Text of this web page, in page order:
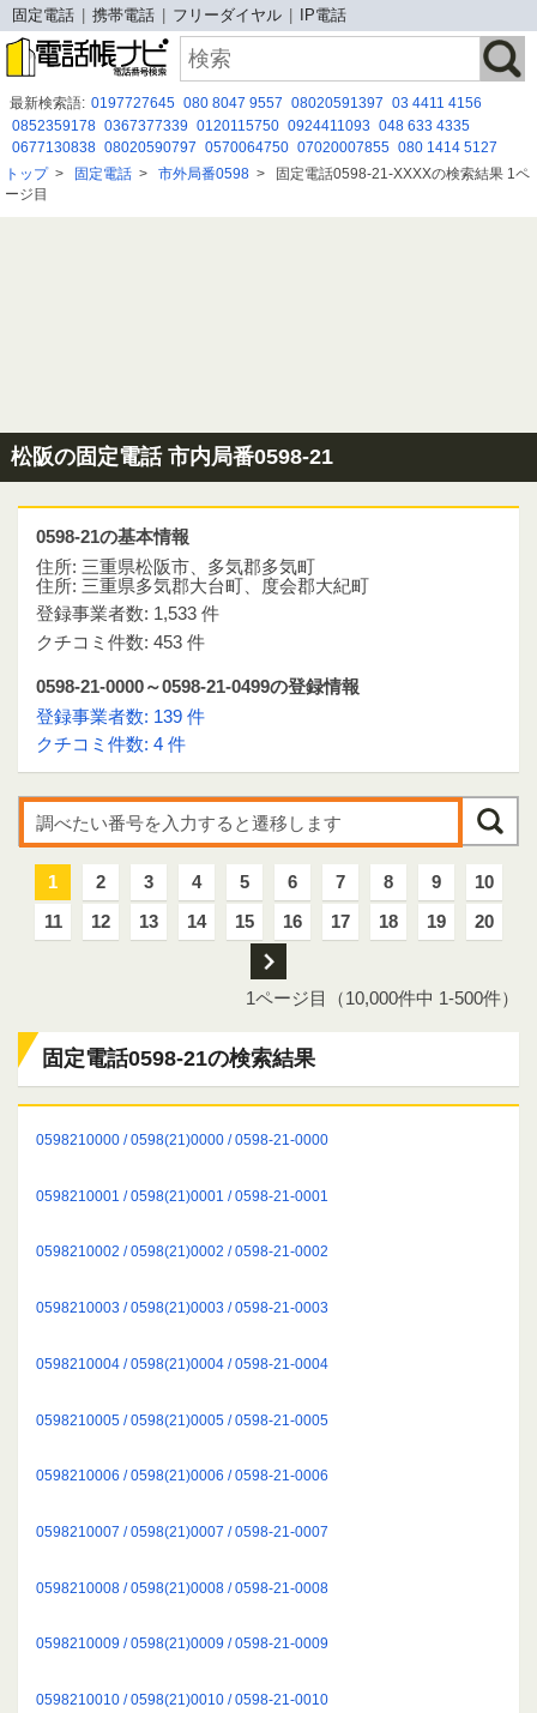
固定電話 携帯電話 フリーダイヤル IP電話
最新検索語: 0197727645 080 8047 9557 08020591397 03 4411 4156
0852359178 0367377339 0120115750 0924411093 048 633 4335
0677130838 08020590797 0570064750 07020007855 080 1414 5127
0800 700 4074 03 6842 3455 080-8088-4093 08020591422 05057839205
08001709081
トップ> 固定電話 > 市外局番0598 > 固定電話0598-21-XXXXの検索結果 1ペ
ージ目
松阪の固定電話 市内局番0598-21
0598-21の基本情報
住所: 三重県松阪市、多気郡多気町
住所: 三重県多気郡大台町、度会郡大紀町
登録事業者数: 1,533 件
クチコミ件数: 453 件
0598-21-0000～0598-21-0499の登録情報
登録事業者数: 139 件
クチコミ件数: 4 件
1 2 3 4 5 6 7 8 9
10
11
12 13 14 15 16 17 18 19
20
次
1ページ目（10,000件中 1-500件）
固定電話0598-21の検索結果
0598210000 / 0598(21)0000 / 0598-21-0000
0598210001 / 0598(21)0001 / 0598-21-0001
0598210002 / 0598(21)0002 / 0598-21-0002
0598210003 / 0598(21)0003 / 0598-21-0003
0598210004 / 0598(21)0004 / 0598-21-0004
0598210005 / 0598(21)0005 / 0598-21-0005
0598210006 / 0598(21)0006 / 0598-21-0006
0598210007 / 0598(21)0007 / 0598-21-0007
0598210008 / 0598(21)0008 / 0598-21-0008
0598210009 / 0598(21)0009 / 0598-21-0009
0598210010 / 0598(21)0010 / 0598-21-0010